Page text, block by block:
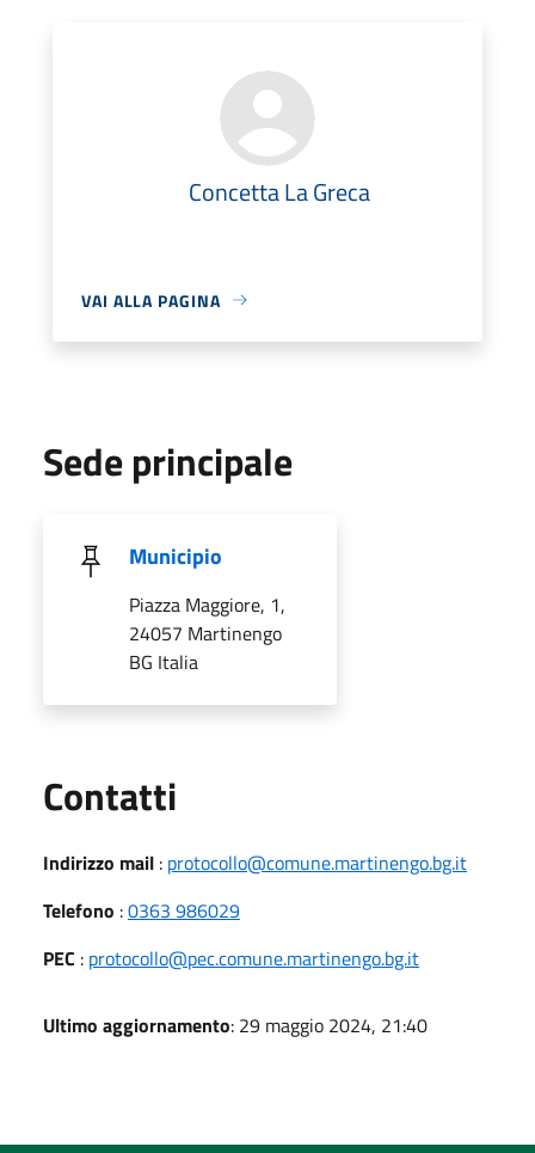
Concetta La Greca
VAI ALLA PAGINA
Sede principale
Municipio
Piazza Maggiore, 1,
24057 Martinengo
BG Italia
Contatti
Indirizzo mail : protocollo@comune.martinengo.bg.it
Telefono :0363 986029
PEC : protocollo@pec.comune.martinengo.bg.it
Ultimo aggiornamento: 29 maggio 2024, 21:40